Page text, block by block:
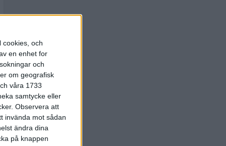
cookies, och
en enhet for
och
om geografisk
våra 1733
samtycke eller
Observera att
invända mot sådan
ändra dina
på knappen